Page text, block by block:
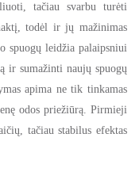
tačiau svarbu turėti
todėl ir jų mažinimas
spuogų leidžia palaipsniui
ir sumažinti naujų spuogų
apima ne tik tinkamas
odos priežiūrą. Pirmieji
tačiau stabilus efektas